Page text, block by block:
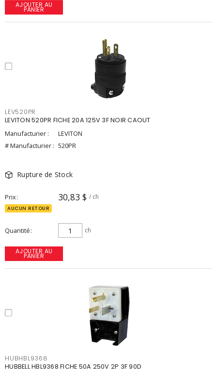
AJOUTER AU
PANIER
LEV520PR
LEVITON 520PR FICHE 20A 125V 3F NOIR CAOUT
Manufacturier :
LEVITON
# Manufacturier : 520PR
Rupture de Stock
Prix 30,83 $ / ch
AUCUN RETOUR
Quantité ch
AJOUTER AU
PANIER
HUBHBL9368
HUBBELL HBL9368 FICHE 50A 250V 2P 3F 90D